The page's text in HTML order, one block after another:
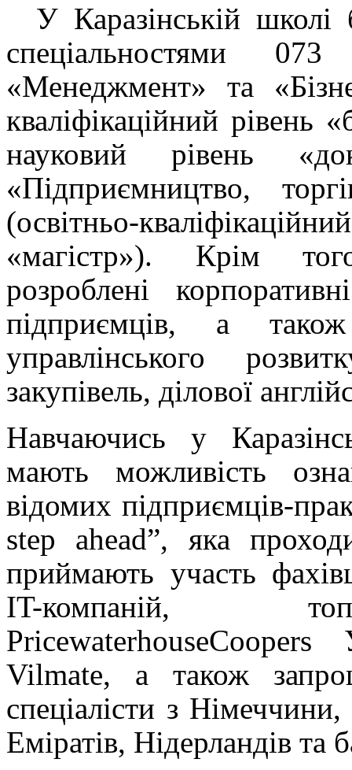
У Каразінській школі
спеціальностями
«Менеджмент» та
кваліфікаційний рівень
науковий рівень
«Підприємництво,
(освітньо-
«магістр»). Крім
розроблені
підприємців, а також
управлінського
закупівель, ділової
Навчаючись у
мають можливість
відомих підприємців-
step ahead”, яка
приймають участь
IT-компаній,
Vilmate, а також
спеціалісти з
Еміратів, Нідерландів та